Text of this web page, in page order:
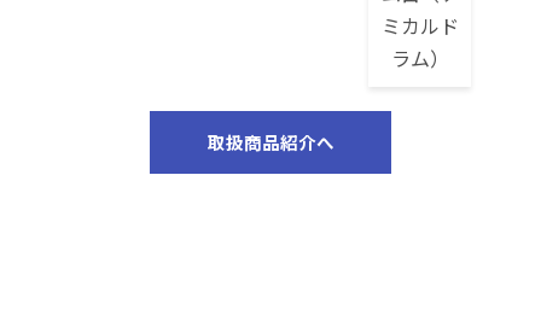
ミカルド
ラム）
取扱商品紹介へ